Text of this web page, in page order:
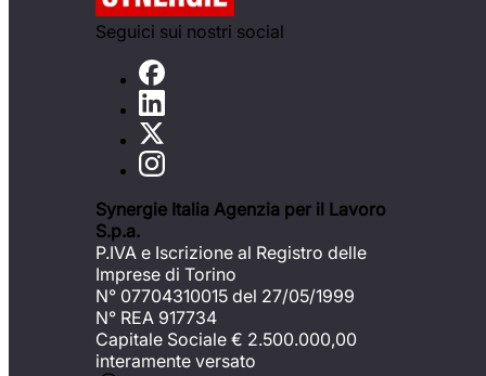
Seguici sui nostri social
Synergie Italia Agenzia per il Lavoro
S.p.a.
P.IVA e Iscrizione al Registro delle
Imprese di Torino
N° 07704310015 del 27/05/1999
N° REA 917734
Capitale Sociale € 2.500.000,00
interamente versato